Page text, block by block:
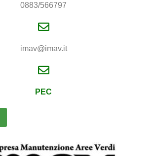
0883/566797
imav@imav.it
PEC